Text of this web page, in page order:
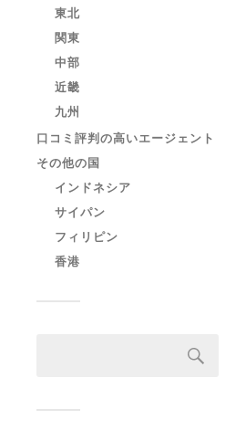
東北
関東
中部
近畿
九州
口コミ評判の高いエージェント
その他の国
インドネシア
サイパン
フィリピン
香港